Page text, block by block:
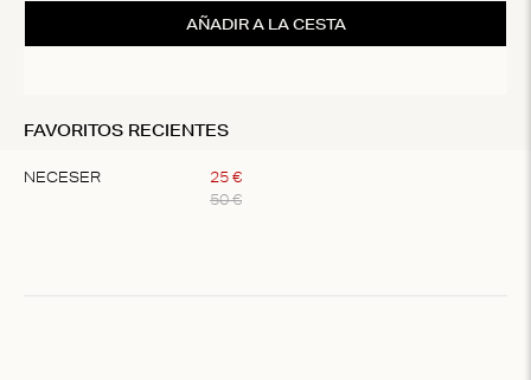
AÑADIR A LA CESTA
FAVORITOS RECIENTES
NECESER 25 €
50 €